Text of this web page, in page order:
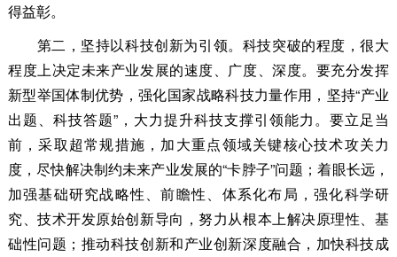
得益彰。
第二，坚持以科技创新为引领。 科技突破的程度，很大
程度上决定未来产业发展的速度、广度、深度。要充分发挥
新型举国体制优势，强化国家战略科技力量作用，坚持“产业
出题、科技答题”，大力提升科技支撑引领能力。要立足当
前，采取超常规措施，加大重点领域关键核心技术攻关力
度，尽快解决制约未来产业发展的“卡脖子”问题；着眼长远，
加强基础研究战略性、前瞻性、体系化布局，强化科学研
究、技术开发原始创新导向，努力从根本上解决原理性、基
础性问题；推动科技创新和产业创新深度融合，加快科技成